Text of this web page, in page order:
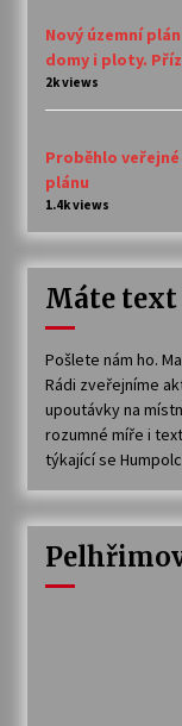
Nový územní
domy i ploty.
2k views
Proběhlo
plánu
1.4k views
Máte text
Pošlete nám ho.
Rádi zveřejníme
upoutávky na
rozumné míře i
týkající se